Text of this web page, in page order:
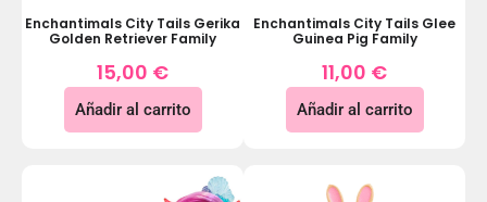
Enchantimals City Tails Gerika
Golden Retriever Family
15,00 €
Añadir al carrito
Enchantimals City Tails Glee
Guinea Pig Family
11,00 €
Añadir al carrito